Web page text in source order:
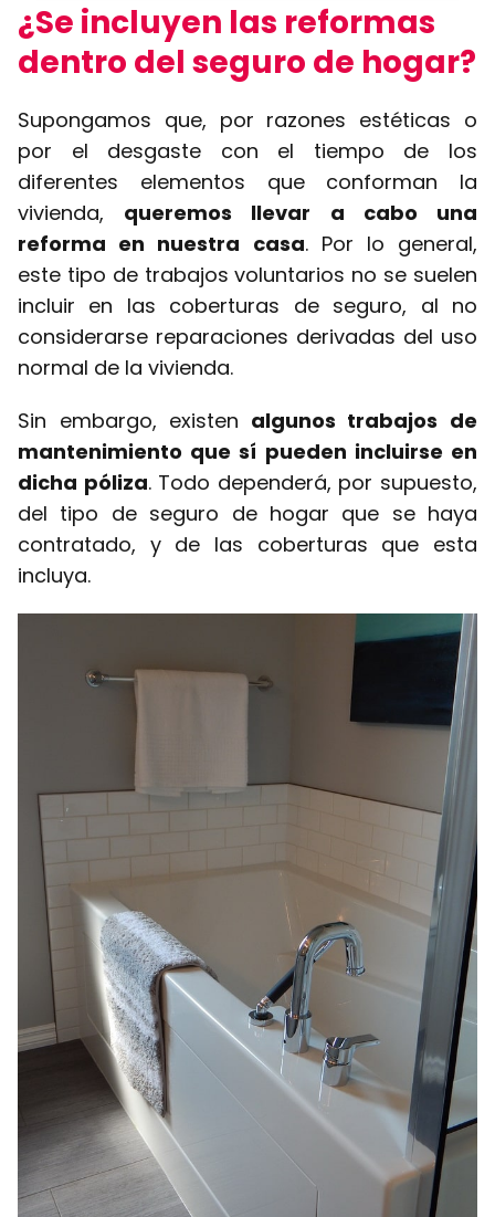
¿Se incluyen las reformas
dentro del seguro de hogar?
Supongamos que, por razones estéticas o
por el desgaste con el tiempo de los
diferentes elementos que conforman la
vivienda, queremos llevar a cabo una
reforma en nuestra casa. Por lo general,
este tipo de trabajos voluntarios no se suelen
incluir en las coberturas de seguro, al no
considerarse reparaciones derivadas del uso
normal de la vivienda.
Sin embargo, existen algunos trabajos de
mantenimiento que sí pueden incluirse en
dicha póliza. Todo dependerá, por supuesto,
del tipo de seguro de hogar que se haya
contratado, y de las coberturas que esta
incluya.